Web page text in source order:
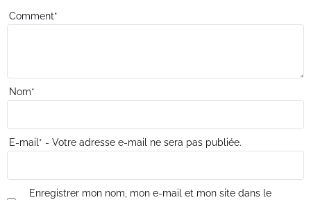
Comment*
Nom*
E-mail* - Votre adresse e-mail ne sera pas publiée.
Enregistrer mon nom, mon e-mail et mon site dans le